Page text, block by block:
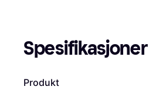
Spesifikasjoner
Produkt